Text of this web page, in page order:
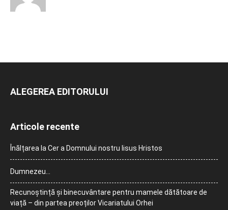
ALEGEREA EDITORULUI
Articole recente
Înălțarea la Cer a Domnului nostru Iisus Hristos
Dumnezeu…
Recunoștință și binecuvântare pentru mamele dătătoare de
viață – din partea preoților Vicariatului Orhei